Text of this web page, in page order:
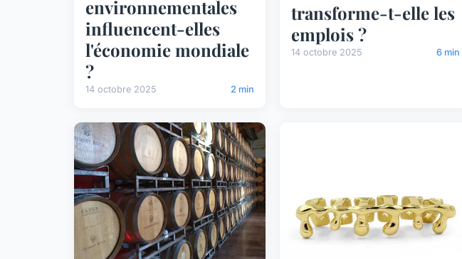
environnementales
influencent-elles
l'économie mondiale
?
14 octobre 2025 2 min
transforme-t-elle les
emplois ?
14 octobre 2025 6 min